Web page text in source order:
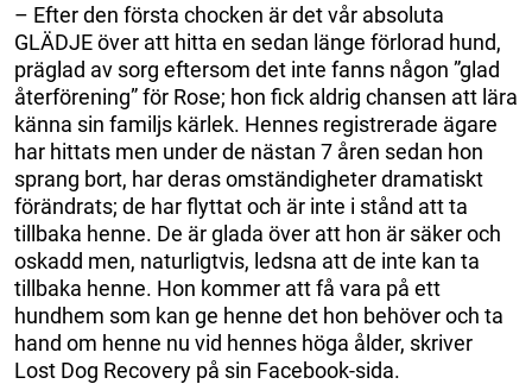
– Efter den första chocken är det vår absoluta
GLÄDJE över att hitta en sedan länge förlorad hund,
präglad av sorg eftersom det inte fanns någon ”glad
återförening” för Rose; hon fick aldrig chansen att lära
känna sin familjs kärlek. Hennes registrerade ägare
har hittats men under de nästan 7 åren sedan hon
sprang bort, har deras omständigheter dramatiskt
förändrats; de har flyttat och är inte i stånd att ta
tillbaka henne. De är glada över att hon är säker och
oskadd men, naturligtvis, ledsna att de inte kan ta
tillbaka henne. Hon kommer att få vara på ett
hundhem som kan ge henne det hon behöver och ta
hand om henne nu vid hennes höga ålder, skriver
Lost Dog Recovery på sin Facebook-sida.